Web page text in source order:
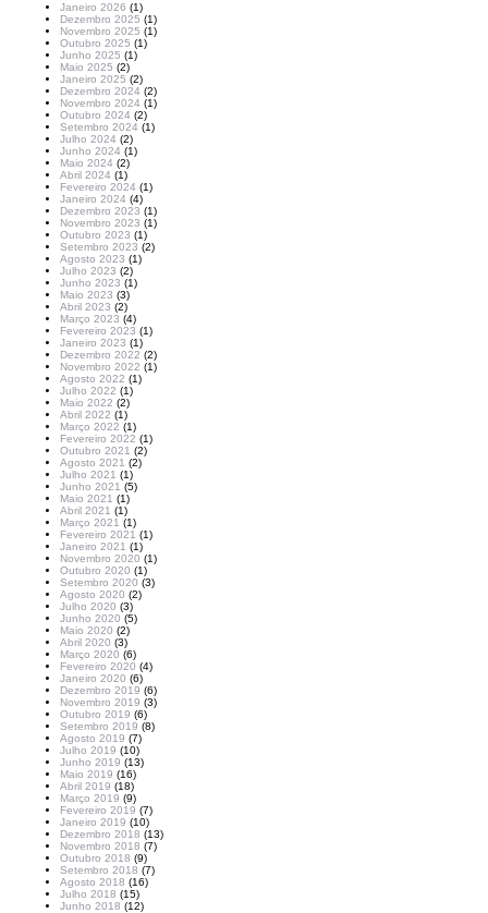
Janeiro 2026 (1)
Dezembro 2025 (1)
Novembro 2025 (1)
Outubro 2025 (1)
Junho 2025 (1)
Maio 2025 (2)
Janeiro 2025 (2)
Dezembro 2024 (2)
Novembro 2024 (1)
Outubro 2024 (2)
Setembro 2024 (1)
Julho 2024 (2)
Junho 2024 (1)
Maio 2024 (2)
Abril 2024 (1)
Fevereiro 2024 (1)
Janeiro 2024 (4)
Dezembro 2023 (1)
Novembro 2023 (1)
Outubro 2023 (1)
Setembro 2023 (2)
Agosto 2023 (1)
Julho 2023 (2)
Junho 2023 (1)
Maio 2023 (3)
Abril 2023 (2)
Março 2023 (4)
Fevereiro 2023 (1)
Janeiro 2023 (1)
Dezembro 2022 (2)
Novembro 2022 (1)
Agosto 2022 (1)
Julho 2022 (1)
Maio 2022 (2)
Abril 2022 (1)
Março 2022 (1)
Fevereiro 2022 (1)
Outubro 2021 (2)
Agosto 2021 (2)
Julho 2021 (1)
Junho 2021 (5)
Maio 2021 (1)
Abril 2021 (1)
Março 2021 (1)
Fevereiro 2021 (1)
Janeiro 2021 (1)
Novembro 2020 (1)
Outubro 2020 (1)
Setembro 2020 (3)
Agosto 2020 (2)
Julho 2020 (3)
Junho 2020 (5)
Maio 2020 (2)
Abril 2020 (3)
Março 2020 (6)
Fevereiro 2020 (4)
Janeiro 2020 (6)
Dezembro 2019 (6)
Novembro 2019 (3)
Outubro 2019 (6)
Setembro 2019 (8)
Agosto 2019 (7)
Julho 2019 (10)
Junho 2019 (13)
Maio 2019 (16)
Abril 2019 (18)
Março 2019 (9)
Fevereiro 2019 (7)
Janeiro 2019 (10)
Dezembro 2018 (13)
Novembro 2018 (7)
Outubro 2018 (9)
Setembro 2018 (7)
Agosto 2018 (16)
Julho 2018 (15)
Junho 2018 (12)